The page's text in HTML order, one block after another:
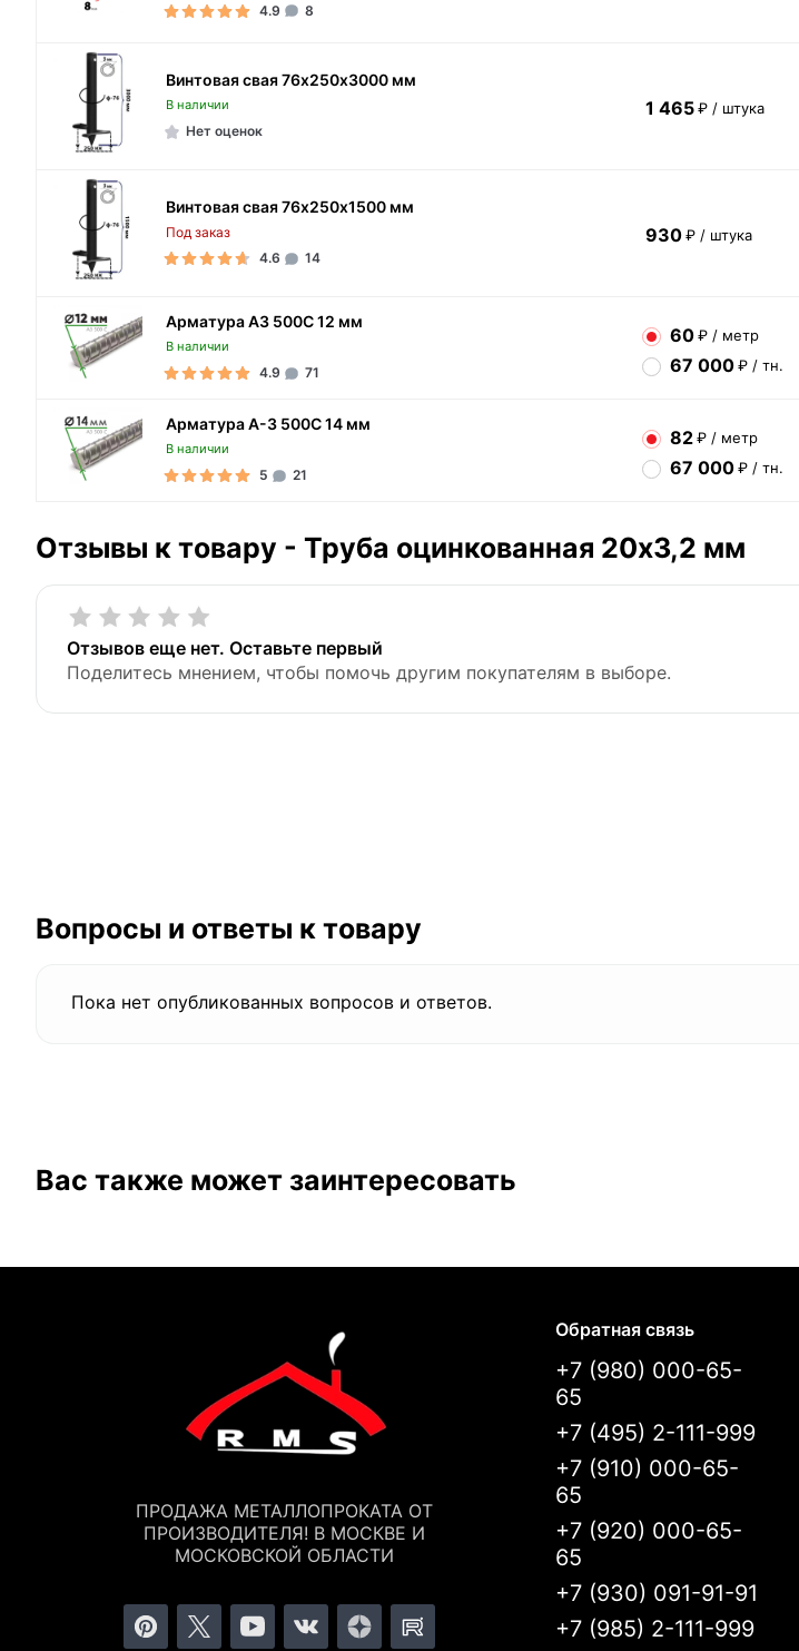
4.9
8
Винтовая свая 76х250х3000 мм
В наличии
Нет оценок
1 465 ₽ / штука
Винтовая свая 76х250х1500 мм
Под заказ
4.6
14
930 ₽ / штука
Арматура А3 500С 12 мм
В наличии
4.9 71
60 ₽ / метр
67 000 ₽ / тн.
Арматура А-3 500С 14 мм
В наличии
5 21
82 ₽ / метр
67 000 ₽ / тн.
Отзывы к товару - Труба оцинкованная 20х3,2 мм
Отзывов еще нет. Оставьте первый
Поделитесь мнением, чтобы помочь другим покупателям в выборе.
Вопросы и ответы к товару
Пока нет опубликованных вопросов и ответов.
Вас также может заинтересовать
ПРОДАЖА МЕТАЛЛОПРОКАТА ОТ
ПРОИЗВОДИТЕЛЯ! В МОСКВЕ И
МОСКОВСКОЙ ОБЛАСТИ
Обратная связь
+7 (980) 000-65-
65
+7 (495) 2-111-999
+7 (910) 000-65-
65
+7 (920) 000-65-
65
+7 (930) 091-91-91
+7 (985) 2-111-999